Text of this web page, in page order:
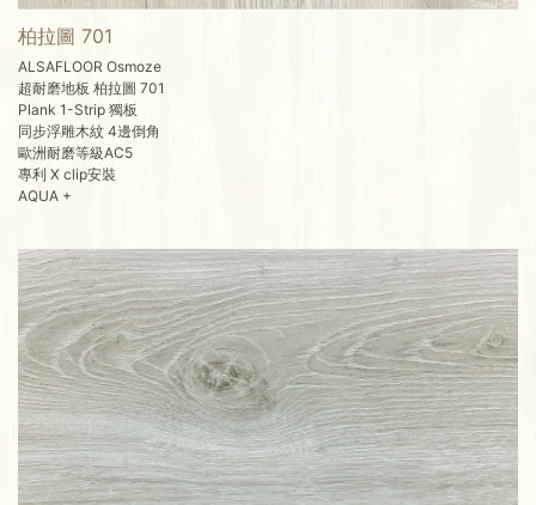
柏拉圖 701
ALSAFLOOR Osmoze
超耐磨地板 柏拉圖 701
Plank 1-Strip 獨板
同步浮雕木紋 4邊倒角
歐洲耐磨等級AC5
專利 X clip安裝
AQUA +